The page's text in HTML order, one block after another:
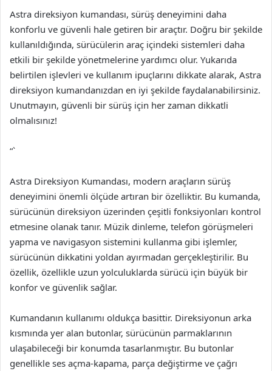
Astra direksiyon kumandası, sürüş deneyimini daha
konforlu ve güvenli hale getiren bir araçtır. Doğru bir şekilde
kullanıldığında, sürücülerin araç içindeki sistemleri daha
etkili bir şekilde yönetmelerine yardımcı olur. Yukarıda
belirtilen işlevleri ve kullanım ipuçlarını dikkate alarak, Astra
direksiyon kumandanızdan en iyi şekilde faydalanabilirsiniz.
Unutmayın, güvenli bir sürüş için her zaman dikkatli
olmalısınız!
“`
Astra Direksiyon Kumandası, modern araçların sürüş
deneyimini önemli ölçüde artıran bir özelliktir. Bu kumanda,
sürücünün direksiyon üzerinden çeşitli fonksiyonları kontrol
etmesine olanak tanır. Müzik dinleme, telefon görüşmeleri
yapma ve navigasyon sistemini kullanma gibi işlemler,
sürücünün dikkatini yoldan ayırmadan gerçekleştirilir. Bu
özellik, özellikle uzun yolculuklarda sürücü için büyük bir
konfor ve güvenlik sağlar.
Kumandanın kullanımı oldukça basittir. Direksiyonun arka
kısmında yer alan butonlar, sürücünün parmaklarının
ulaşabileceği bir konumda tasarlanmıştır. Bu butonlar
genellikle ses açma-kapama, parça değiştirme ve çağrı